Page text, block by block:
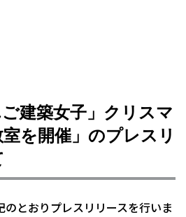
ご建築女子」クリスマ
を開催」のプレスリ
のとおりプレスリリースを行いま